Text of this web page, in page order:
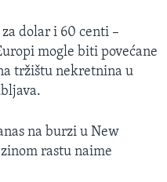
dolar i 60 centi –
mogle biti povećane
tržištu nekretnina u
na burzi u New
rastu naime